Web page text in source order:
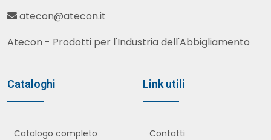
atecon@atecon.it
Atecon - Prodotti per l'Industria dell'Abbigliamento
Cataloghi
Catalogo completo
Link utili
Contatti